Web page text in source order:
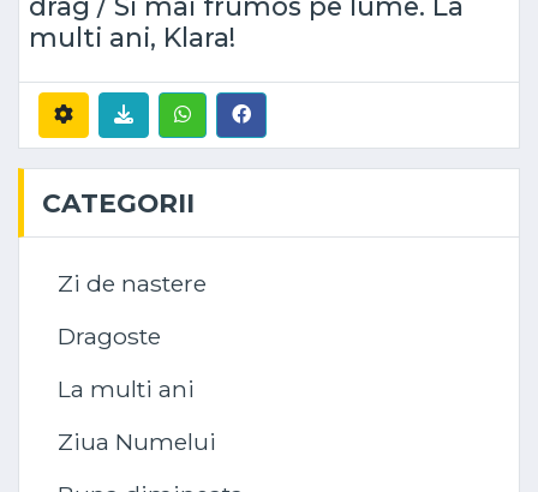
drag / Si mai frumos pe lume. La
multi ani, Klara!
CATEGORII
Zi de nastere
Dragoste
La multi ani
Ziua Numelui